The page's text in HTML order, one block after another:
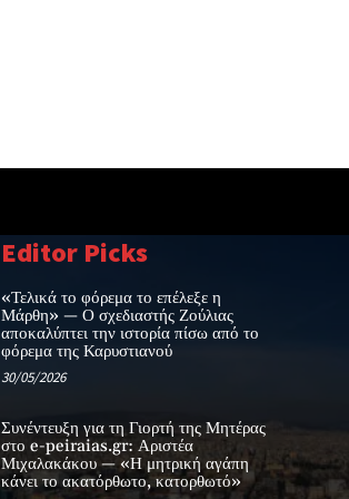
Editor Picks
«Τελικά το φόρεμα το επέλεξε η
Μάρθη» — Ο σχεδιαστής Ζούλιας
αποκαλύπτει την ιστορία πίσω από το
φόρεμα της Καρυστιανού
30/05/2026
Συνέντευξη για τη Γιορτή της Μητέρας
στο e-peiraias.gr: Αριστέα
Μιχαλακάκου — «Η μητρική αγάπη
κάνει το ακατόρθωτο, κατορθωτό»